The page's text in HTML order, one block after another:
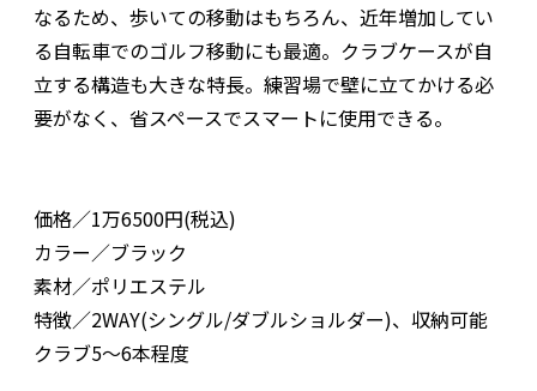
なるため、歩いての移動はもちろん、近年増加してい
る自転車でのゴルフ移動にも最適。クラブケースが自
立する構造も大きな特長。練習場で壁に立てかける必
要がなく、省スペースでスマートに使用できる。
価格／1万6500円(税込)
カラー／ブラック
素材／ポリエステル
特徴／2WAY(シングル/ダブルショルダー)、収納可能
クラブ5～6本程度